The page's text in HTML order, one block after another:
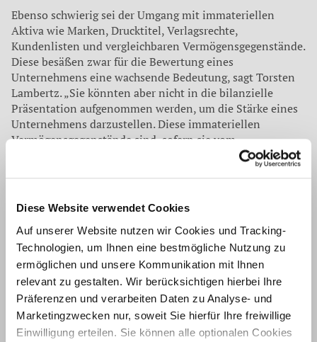
Diese Website verwendet Cookies
Auf unserer Website nutzen wir Cookies und Tracking-
Technologien, um Ihnen eine bestmögliche Nutzung zu
ermöglichen und unsere Kommunikation mit Ihnen
relevant zu gestalten. Wir berücksichtigen hierbei Ihre
Präferenzen und verarbeiten Daten zu Analyse- und
Marketingzwecken nur, soweit Sie hierfür Ihre freiwillige
Einwilligung erteilen. Sie können alle optionalen Cookies
Ebenso schwierig sei der Umgang mit immateriellen
Aktiva wie Marken, Drucktitel, Verlagsrechte,
Kundenlisten und vergleichbaren Vermögensgegenstände.
Diese besäßen zwar für die Bewertung eines
Unternehmens eine wachsende Bedeutung, sagt Torsten
Lambertz. „Sie könnten aber nicht in die bilanzielle
Präsentation aufgenommen werden, um die Stärke eines
Unternehmens darzustellen. Diese immateriellen
Vermögensgegenstände sind, sofern sie vom
Unternehmen selbst geschaffen wurden, nicht
aktivierungsfähig. Auch bei einer gründlichen Analyse des
nicht zwangsläufig erkennen oder gar bewerten.“
„Auch für die Planung der Unternehmensübertragung ist
eine dauerhaft gesunde Bilanz wichtig. Ob für
familieninterne Nachfolger oder Käufer, aus der Bilanz
lassen sich die historischen Ergebnisse ablesen und damit
auch die Potenziale für die zukünftige Ertragsstärke
erkennen“, betont der Wirtschaftsprüfer und
Steuerberater Torsten Lambertz. Je besser die Bilanz,
desto höher die Chancen einer erfolgreichen und